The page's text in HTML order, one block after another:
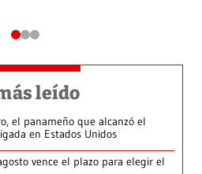
leído
el panameño que alcanzó el
en Estados Unidos
vence el plazo para elegir el